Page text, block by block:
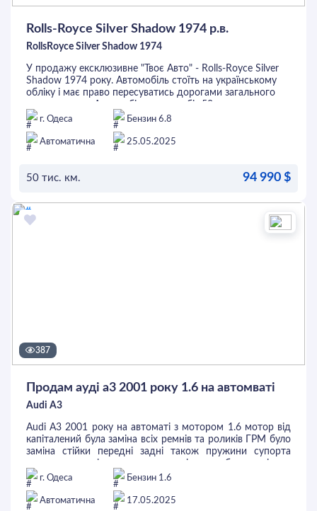
Rolls-Royce Silver Shadow 1974 р.в.
RollsRoyce Silver Shadow 1974
У продажу ексклюзивне "Твоє Авто" - Rolls-Royce Silver
Shadow 1974 року. Автомобіль стоїть на українському
обліку і має право пересуватись дорогами загального
користування. Автомобіль має пробіг 50 тис. км,
встановлено аудіосистему та бортовий комп'ютер. В
салоні натуральна світла шкіра, справжній шпон та
метал, круїз-контроль, електричні склопідіймачі та
неповторна атмосфера. Перед покупкою автомобіль
можна придбати в кредит або лізинг.
г. Одеса Бензин 6.8
Автоматична 25.05.2025
50 тис. км. 94 990 $
ОСТАВИТЬ ЗАЯВКУ
387
Продам ауді а3 2001 року 1.6 на автомваті
Audi A3
Audi A3 2001 року на автоматі з мотором 1.6 мотор від
капіталений була заміна всіх ремнів та роликів ГРМ було
заміна стійки передні задні також пружини супорта
бензонасос в Баку решта питань за телефоном 096 821
89 86 821-89-86
г. Одеса Бензин 1.6
Автоматична 17.05.2025